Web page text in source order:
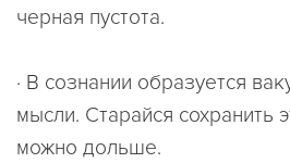
черная пустота.
· В сознании образуется
мысли. Старайся сохранить
можно дольше.